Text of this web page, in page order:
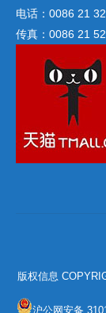
电话：0086 21
传真：0086 21
版权信息
沪公网安备